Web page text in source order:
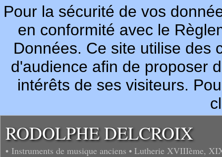
Pour la sécurité de vos
en conformité avec le
Données. Ce site utilise des
d'audience afin de proposer
intérêts de ses visiteurs.
RODOLPHE DELCROIX
• Instruments de musique anciens • Lutherie XVIIIème,